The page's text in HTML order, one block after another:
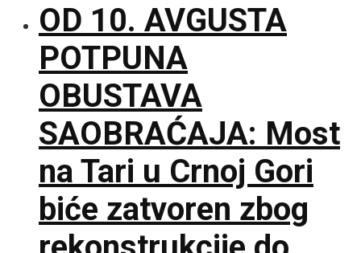
OD 10. AVGUSTA
POTPUNA
OBUSTAVA
SAOBRAĆAJA: Most
na Tari u Crnoj Gori
biće zatvoren zbog